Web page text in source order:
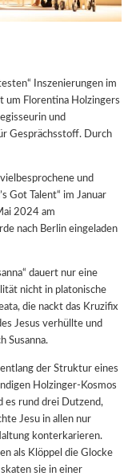
Inszenierungen im
um Florentina Holzingers
und
Gesprächsstoff. Durch
und
Got Talent“ im Januar
2024 am
nach Berlin eingeladen
dauert nur eine
nicht in platonische
die nackt das Kruzifix
Jesus verhüllte und
Susanna.
der Struktur eines
Holzinger-Kosmos
es rund drei Dutzend,
Jesu in allen nur
konterkarieren.
als Klöppel die Glocke
sie in einer